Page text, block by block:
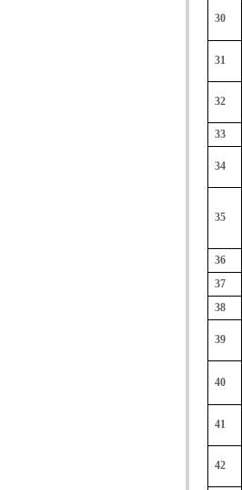
30
31
32
33
34
35
36
37
38
39
40
41
42